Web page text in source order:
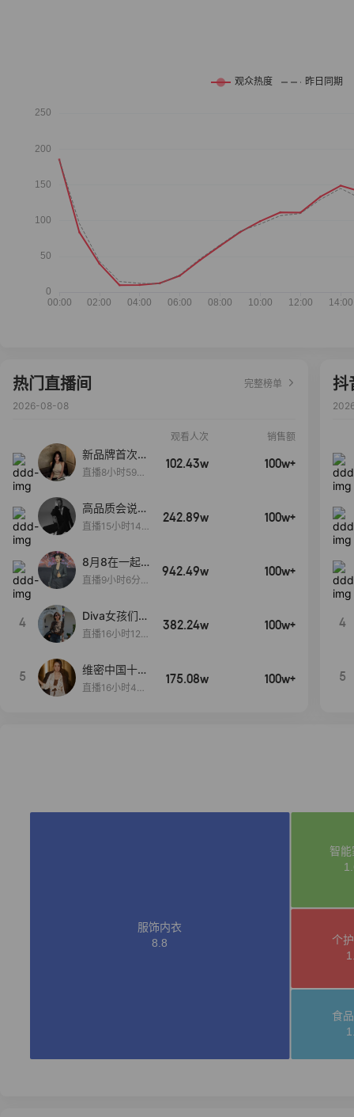
热门直播间
完整榜单
2026-08-08
观看人次 销售额
新品牌首次大
上新
直播8小时59分
102.43w 100w+
高品质会说
话….
直播15小时14
242.89w 100w+
8月8在一起
生日献礼盛典
直播9小时6分1
942.49w 100w+
4
Diva女孩们集
合啦~意大利
直播16小时12
382.24w 100w+
5
维密中国十周
年 与你如此
直播16小时48
175.08w 100w+
抖
4
5